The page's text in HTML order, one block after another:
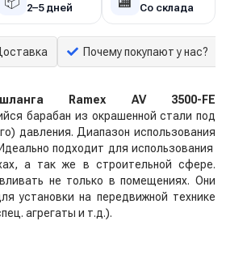
2–5 дней Со склада
Почему покупают у нас?
Ramex AV 3500-FE
барабан из окрашенной стали под
давления. Диапазон использования
подходит для использования
а так же в строительной сфере.
не только в помещениях. Они
установки на передвижной технике
агрегаты и т.д.).